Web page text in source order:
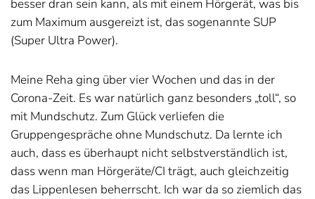
besser dran sein kann, als mit einem Hörgerät, was bis
zum Maximum ausgereizt ist, das sogenannte SUP
(Super Ultra Power).
Meine Reha ging über vier Wochen und das in der
Corona-Zeit. Es war natürlich ganz besonders „toll“, so
mit Mundschutz. Zum Glück verliefen die
Gruppengespräche ohne Mundschutz. Da lernte ich
auch, dass es überhaupt nicht selbstverständlich ist,
dass wenn man Hörgeräte/CI trägt, auch gleichzeitig
das Lippenlesen beherrscht. Ich war da so ziemlich das